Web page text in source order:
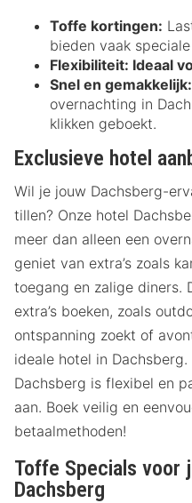
Toffe kortingen:
bieden vaak
Flexibiliteit: Ideaal
Snel en gemakkelijk:
overnachting in
klikken geboekt.
Exclusieve hotel
Wil je jouw Dachsberg-
tillen? Onze hotel
meer dan alleen een
geniet van extra’s zoals
toegang en zalige diners.
extra’s boeken, zoals
ontspanning zoekt of
ideale hotel in Dachsberg.
Dachsberg is flexibel en
aan. Boek veilig en
betaalmethoden!
Toffe Specials voor
Dachsberg